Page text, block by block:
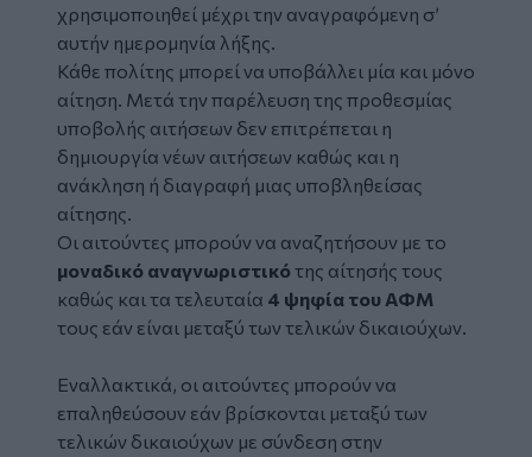
χρησιμοποιηθεί μέχρι την αναγραφόμενη σ’
αυτήν ημερομηνία λήξης.
Κάθε πολίτης μπορεί να υποβάλλει μία και μόνο
αίτηση. Μετά την παρέλευση της προθεσμίας
υποβολής αιτήσεων δεν επιτρέπεται η
δημιουργία νέων αιτήσεων καθώς και η
ανάκληση ή διαγραφή μιας υποβληθείσας
αίτησης.
Οι αιτούντες μπορούν να αναζητήσουν με το
μοναδικό αναγνωριστικότης αίτησής τους
καθώς και τα τελευταία 4 ψηφία του ΑΦΜ
τους εάν είναι μεταξύ των τελικών δικαιούχων.
Εναλλακτικά, οι αιτούντες μπορούν να
επαληθεύσουν εάν βρίσκονται μεταξύ των
τελικών δικαιούχων με σύνδεση στην